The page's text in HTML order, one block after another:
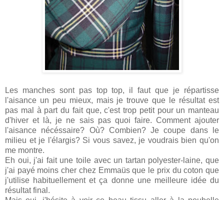
Les manches sont pas top top, il faut que je répartisse
l'aisance un peu mieux, mais je trouve que le résultat est
pas mal à part du fait que, c'est trop petit pour un manteau
d'hiver et là, je ne sais pas quoi faire. Comment ajouter
l'aisance nécéssaire? Où? Combien? Je coupe dans le
milieu et je l'élargis? Si vous savez, je voudrais bien qu'on
me montre.
Eh oui, j'ai fait une toile avec un tartan polyester-laine, que
j'ai payé moins cher chez Emmaüs que le prix du coton que
j'utilise habituellement et ça donne une meilleure idée du
résultat final.